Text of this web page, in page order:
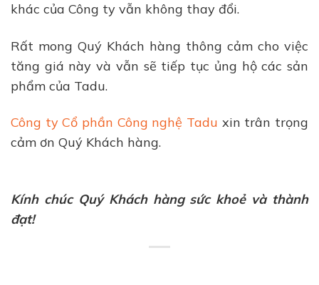
khác của Công ty vẫn không thay đổi.
Rất mong Quý Khách hàng thông cảm cho việc
tăng giá này và vẫn sẽ tiếp tục ủng hộ các sản
phẩm của Tadu.
Công ty Cổ phần Công nghệ Tadu xin trân trọng
cảm ơn Quý Khách hàng.
Kính chúc Quý Khách hàng sức khoẻ và thành
đạt!